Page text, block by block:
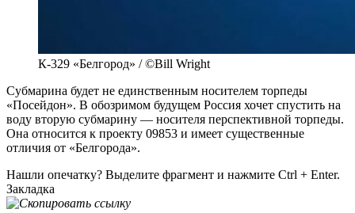
К-329 «Белгород» / ©Bill Wright
Субмарина будет не единственным носителем торпеды
«Посейдон». В обозримом будущем Россия хочет спустить на
воду вторую субмарину — носителя перспективной торпеды.
Она относится к проекту 09853 и имеет существенные
отличия от «Белгорода».
Нашли опечатку? Выделите фрагмент и нажмите Ctrl + Enter.
Закладка